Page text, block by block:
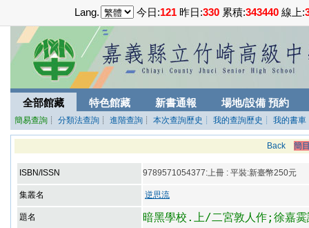
Lang. 今日:121 昨日:330 累積:343440 線上:
全部館藏 特色館藏 新書通報 場地/設備 預約
簡易查詢 ┊ 分類法查詢 ┊ 進階查詢 ┊ 本次查詢歷史 ┊ 我的查詢歷史 ┊ 我的書車
Back 簡
ISBN/ISSN 9789571054377:上冊 : 平裝:新臺幣250元
集叢名 逆思流
題名 暗黑學校.上/二宮敦人作;徐嘉霙